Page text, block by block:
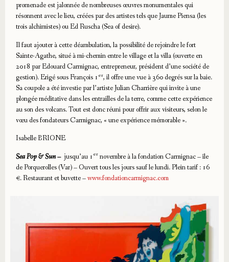
promenade est jalonnée de nombreuses œuvres monumentales qui
résonnent avec le lieu, créées par des artistes tels que Jaume Piensa (les
trois alchimistes) ou Ed Ruscha (Sea of desire).
Il faut ajouter à cette déambulation, la possibilité de rejoindre le fort
Sainte-Agathe, situé à mi-chemin entre le village et la villa (ouverte en
2018 par Edouard Carmignac, entrepreneur, président d’une société de
gestion). Erigé sous François 1 er, il offre une vue à 360 degrés sur la baie.
Sa coupole a été investie par l’artiste Julian Charrière qui invite à une
plongée méditative dans les entrailles de la terre, comme cette expérience
au son des volcans. Tout est donc réuni pour offrir aux visiteurs, selon le
vœu des fondateurs Carmignac, « une expérience mémorable ».
Isabelle BRIONE
Sea Pop & Sun – jusqu’au 1 er novembre à la fondation Carmignac – île
de Porquerolles (Var) – Ouvert tous les jours sauf le lundi. Plein tarif : 16
€. Restaurant et buvette –www.fondationcarmignac.com